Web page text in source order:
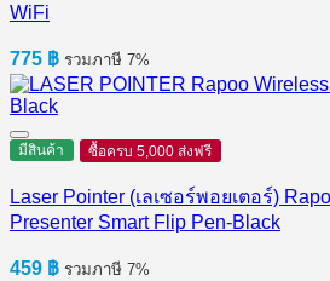
WiFi
775 ฿ รวมภาษี 7%
มีสินค้า ซื้อครบ 5,000 ส่งฟรี
Laser Pointer (เลเซอร์พอยเตอร์)
Presenter Smart Flip Pen-Black
459 ฿ รวมภาษี 7%